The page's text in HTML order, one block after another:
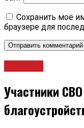
Сохранить моё
браузере для
Участники